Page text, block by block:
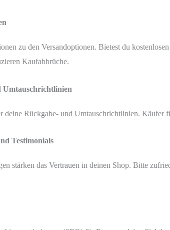
zu den Versandoptionen. Bietest du
Kaufabbrüche.
Umtauschrichtlinien
deine Rückgabe- und Umtauschrichtlinien. Käufer
Testimonials
stärken das Vertrauen in deinen Shop. Bitte